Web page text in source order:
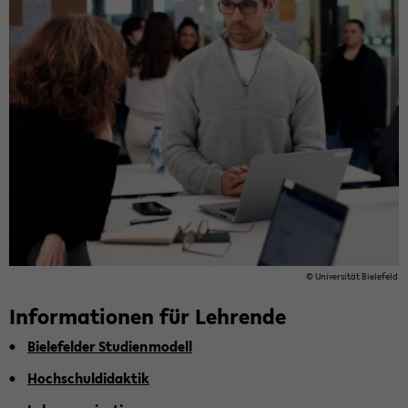
© Uni­ver­si­tät Bie­le­feld
In­for­ma­tio­nen für Leh­ren­de
Bie­le­fel­der Stu­di­en­mo­dell
Hoch­schul­di­dak­tik